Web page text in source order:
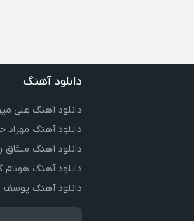
دانلود آهنگ
دانلود آهنگ علی
دانلود آهنگ
دانلود آهنگ
دانلود آهنگ هونام
دانلود آهنگ یوسف